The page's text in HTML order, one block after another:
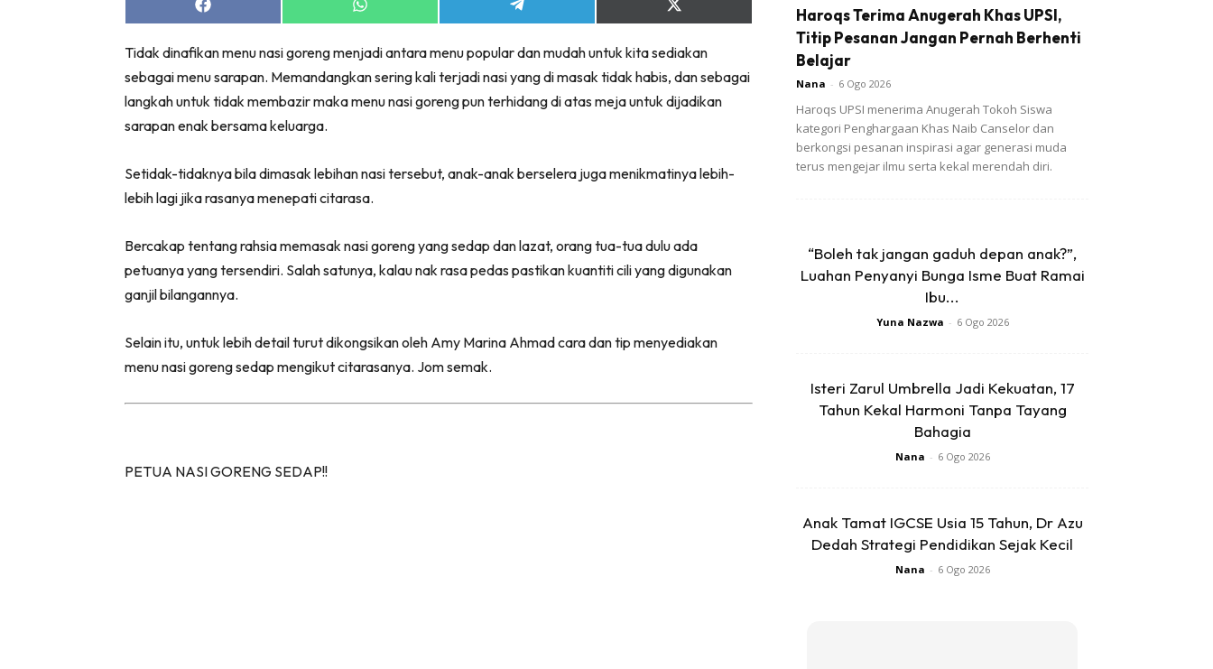
Share
on
Share
on
Share
on
Share
on
(Twitter)
Tidak dinafikan menu nasi goreng menjadi antara menu popular dan mudah untuk kita sediakan
sebagai menu sarapan. Memandangkan sering kali terjadi nasi yang di masak tidak habis, dan sebagai
langkah untuk tidak membazir maka menu nasi goreng pun terhidang di atas meja untuk dijadikan
sarapan enak bersama keluarga.
Setidak-tidaknya bila dimasak lebihan nasi tersebut, anak-anak berselera juga menikmatinya lebih-
lebih lagi jika rasanya menepati citarasa.
Bercakap tentang rahsia memasak nasi goreng yang sedap dan lazat, orang tua-tua dulu ada
petuanya yang tersendiri. Salah satunya, kalau nak rasa pedas pastikan kuantiti cili yang digunakan
ganjil bilangannya.
Selain itu, untuk lebih detail turut dikongsikan oleh Amy Marina Ahmad cara dan tip menyediakan
menu nasi goreng sedap mengikut citarasanya. Jom semak.
PETUA NASI GORENG SEDAP!!
Haroqs Terima Anugerah Khas UPSI,
Titip Pesanan Jangan Pernah Berhenti
Belajar
Nana - 6 Ogo 2026
Haroqs UPSI menerima Anugerah Tokoh Siswa
kategori Penghargaan Khas Naib Canselor dan
berkongsi pesanan inspirasi agar generasi muda
terus mengejar ilmu serta kekal merendah diri.
“Boleh tak jangan gaduh depan anak?”,
Luahan Penyanyi Bunga Isme Buat Ramai
Ibu...
Yuna Nazwa - 6 Ogo 2026
Isteri Zarul Umbrella Jadi Kekuatan, 17
Tahun Kekal Harmoni Tanpa Tayang
Bahagia
Nana - 6 Ogo 2026
Anak Tamat IGCSE Usia 15 Tahun, Dr Azu
Dedah Strategi Pendidikan Sejak Kecil
Nana - 6 Ogo 2026